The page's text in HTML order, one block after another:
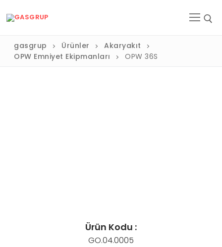
gasgrup Ürünler
Akaryakıt
OPW Emniyet Ekipmanları
OPW 36S
Ürün Kodu :
GO.04.0005